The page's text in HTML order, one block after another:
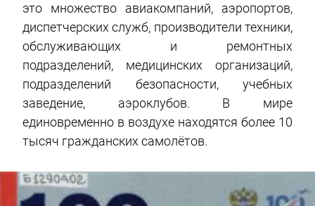
это множество авиакомпаний, аэропортов,
диспетчерских служб, производители техники,
обслуживающих и ремонтных
подразделений, медицинских организаций,
подразделений безопасности, учебных
заведение, аэроклубов. В мире
единовременно в воздухе находятся более 10
тысяч гражданских самолётов.